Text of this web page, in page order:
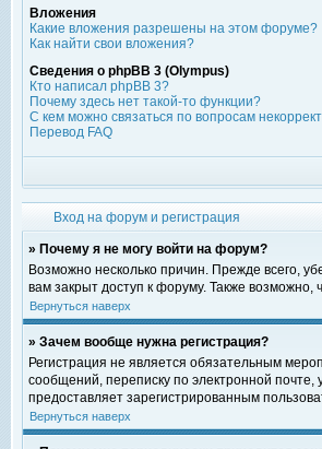
Вложения
Какие вложения разрешены на этом форуме?
Как найти свои вложения?
Сведения о phpBB 3 (Olympus)
Кто написал phpBB 3?
Почему здесь нет такой-то функции?
С кем можно связаться по вопросам
Перевод FAQ
Вход на форум и регистрация
» Почему я не могу войти на форум?
Возможно несколько причин. Прежде всего,
вам закрыт доступ к форуму. Также
Вернуться наверх
» Зачем вообще нужна регистрация?
Регистрация не является обязательным
сообщений, переписку по электронной почте,
предоставляет зарегистрированным
Вернуться наверх